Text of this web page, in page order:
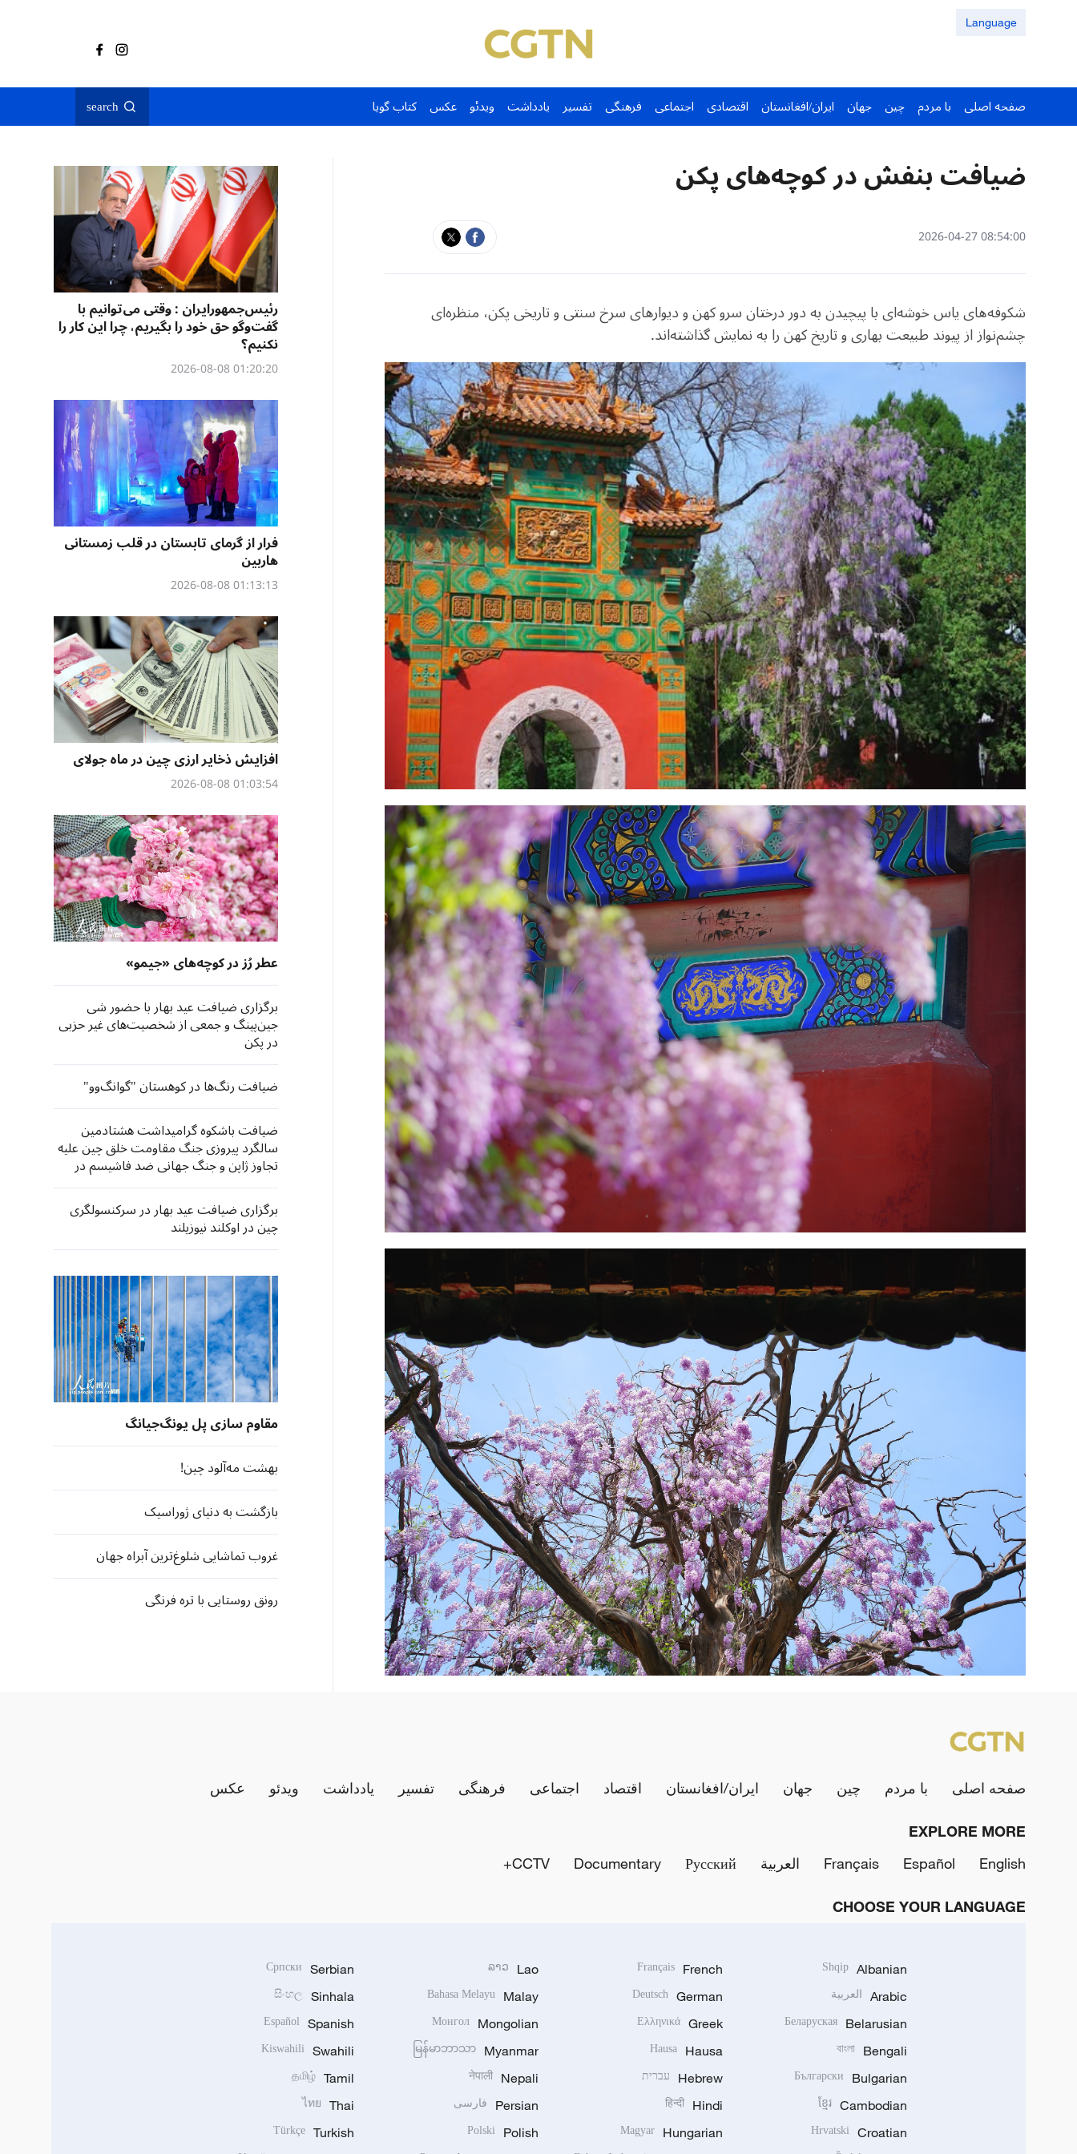
Language
صفحه اصلی با مردم چین جهان ایران/افغانستان اقتصادی اجتماعی فرهنگی تفسیر یادداشت ویدئو عکس کتاب گویا search
ضیافت بنفش در کوچه‌های پکن
08:54:00 2026-04-27
شکوفه‌های یاس خوشه‌ای با پیچیدن به دور درختان سرو کهن و دیوارهای سرخ سنتی و تاریخی پکن، منظره‌ای
چشم‌نواز از پیوند طبیعت بهاری و تاریخ کهن را به نمایش گذاشته‌اند.
رئیس‌جمهورایران : وقتی می‌توانیم با
گفت‌وگو حق خود را بگیریم، چرا این کار را
نکنیم؟
01:20:20 2026-08-08
فرار از گرمای تابستان در قلب زمستانی
هاربین
01:13:13 2026-08-08
افزایش ذخایر ارزی چین در ماه جولای
01:03:54 2026-08-08
عطر رُز در کوچه‌های «جیمو»
برگزاری ضیافت عید بهار با حضور شی
جین‌پینگ و جمعی از شخصیت‌های غیر حزبی
در پکن
ضیافت رنگ‌ها در کوهستان "گوانگ‌وو"
ضیافت باشکوه گرامیداشت هشتادمین
سالگرد پیروزی جنگ مقاومت خلق چین علیه
تجاوز ژاپن و جنگ جهانی ضد فاشیسم در
پکن برگزار شد
برگزاری ضیافت عید بهار در سرکنسولگری
چین در اوکلند نیوزیلند
مقاوم سازی پل یونگ‌جیانگ
بهشت مه‌آلود چین!
بازگشت به دنیای ژوراسیک
غروب تماشایی شلوغ‌ترین آبراه جهان
رونق روستایی با تره فرنگی
صفحه اصلی با مردم چین جهان ایران/افغانستان اقتصاد اجتماعی فرهنگی تفسیر یادداشت ویدئو عکس
EXPLORE MORE
English
Español
Français العربية Русский
Documentary
CCTV+
CHOOSE YOUR LANGUAGE
Albanian
Shqip
Arabic العربية
Belarusian
Беларуская
Bengali
বাংলা
Bulgarian
Български
Cambodian
ខ្មែរ
Croatian
Hrvatski
French
Français
German
Deutsch
Greek
Ελληνικά
Hausa
Hausa
Hebrew עברית
Hindi
हिन्दी
Hungarian
Magyar
Lao
ລາວ
Malay
Bahasa Melayu
Mongolian
Монгол
Myanmar
မြန်မာဘာသာ
Nepali
नेपाली
Persian فارسی
Polish
Polski
Serbian
Српски
Sinhala
සිංහල
Spanish
Español
Swahili
Kiswahili
Tamil
தமிழ்
Thai
ไทย
Turkish
Türkçe